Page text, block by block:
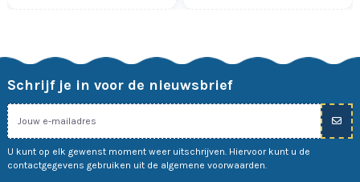
Schrijf je in voor de nieuwsbrief
U kunt op elk gewenst moment weer uitschrijven. Hiervoor kunt u de
contactgegevens gebruiken uit de algemene voorwaarden.